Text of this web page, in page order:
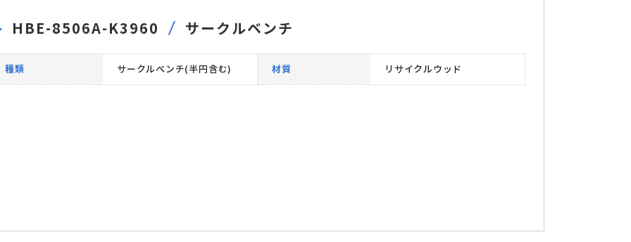
HBE-8506A-K3960 サークルベンチ
種類 サークルベンチ(半円含む) 材質 リサイクルウッド